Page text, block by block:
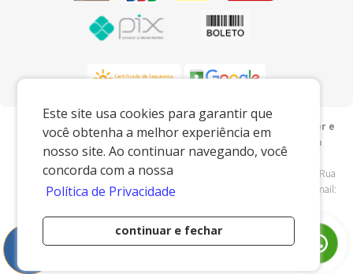
Este site usa cookies para garantir que
você obtenha a melhor experiência em
nosso site. Ao continuar navegando, você
concorda com a nossa
Política de Privacidade
continuar e fechar
Preços e condições exclusivos para o www.mdfnaweb.com.br e
para o televendas, podendo sofrer alterações sem prévia
notiﬁcação.
MDF na Web|21.013.919/0001-90
| Rua
Henrique Rebieri - 115 - Centro (Arcadas) - Amparo/SP - 13908040 - E-mail:
Desenvolvido por
CARRINHO
Itens